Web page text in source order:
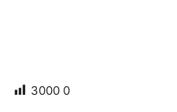
3000 0